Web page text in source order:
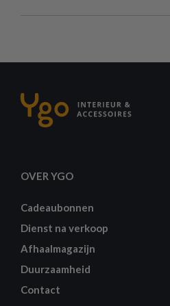
OVER YGO
Cadeaubonnen
Dienst na verkoop
Afhaalmagazijn
Duurzaamheid
Contact